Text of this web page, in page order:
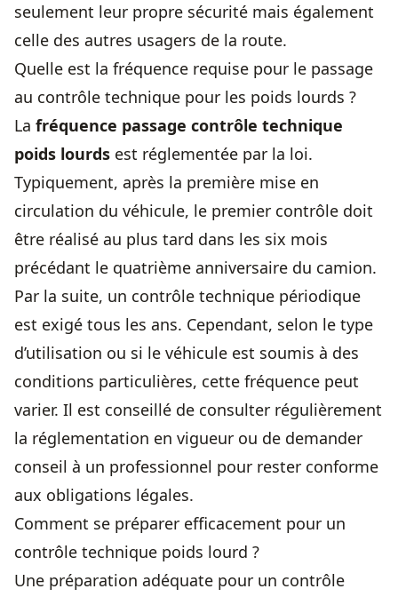
seulement leur propre sécurité mais également
celle des autres usagers de la route.
Quelle est la fréquence requise pour le passage
au contrôle technique pour les poids lourds ?
La fréquence passage contrôle technique
poids lourds est réglementée par la loi.
Typiquement, après la première mise en
circulation du véhicule, le premier contrôle doit
être réalisé au plus tard dans les six mois
précédant le quatrième anniversaire du camion.
Par la suite, un contrôle technique périodique
est exigé tous les ans. Cependant, selon le type
d’utilisation ou si le véhicule est soumis à des
conditions particulières, cette fréquence peut
varier. Il est conseillé de consulter régulièrement
la réglementation en vigueur ou de demander
conseil à un professionnel pour rester conforme
aux obligations légales.
Comment se préparer efficacement pour un
contrôle technique poids lourd ?
Une préparation adéquate pour un contrôle